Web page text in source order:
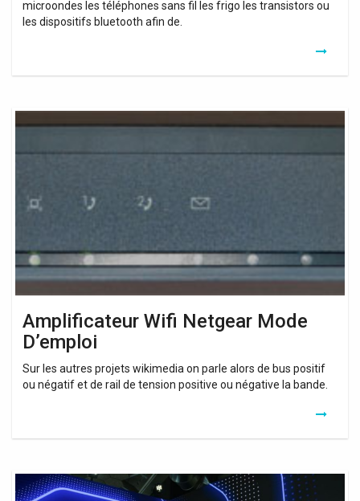
microondes les téléphones sans fil les frigo les transistors ou
les dispositifs bluetooth afin de.
Amplificateur Wifi Netgear Mode
D’emploi
Sur les autres projets wikimedia on parle alors de bus positif
ou négatif et de rail de tension positive ou négative la bande.
Amplificateur
Wifi
Wifi
Booster